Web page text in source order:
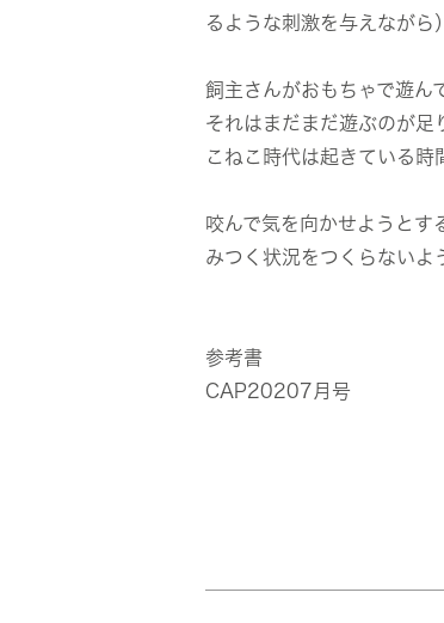
るような刺激を与えながら
飼主さんがおもちゃで遊ん
それはまだまだ遊ぶのが足
こねこ時代は起きている時
咬んで気を向かせようとす
みつく状況をつくらないよ
参考書
CAP20207月号